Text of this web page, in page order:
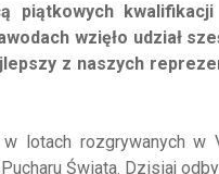
piątkowych
wzięło udział
z naszych
lotach rozgrywanych
Świata. Dzisiaj